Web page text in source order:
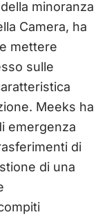
minoranza
Camera, ha
mettere
sulle
Meeks ha
emergenza
di
di una